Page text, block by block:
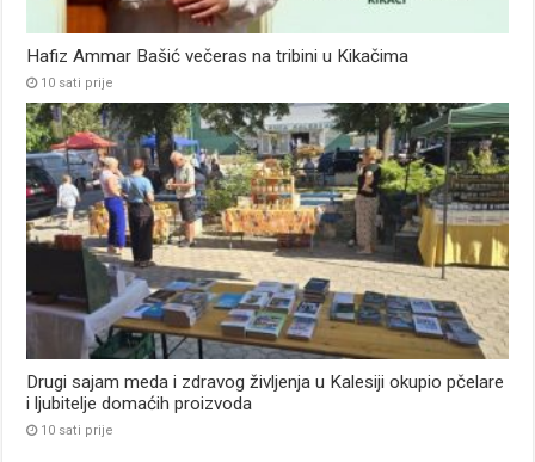
Hafiz Ammar Bašić večeras na tribini u Kikačima
10 sati prije
Drugi sajam meda i zdravog življenja u Kalesiji okupio pčelare
i ljubitelje domaćih proizvoda
10 sati prije